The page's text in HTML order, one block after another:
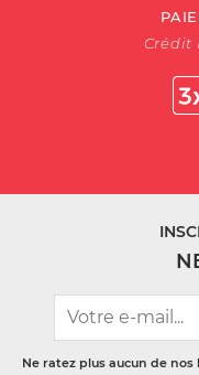
Crédit
Ne ratez plus aucun de